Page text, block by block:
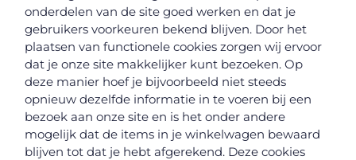
onderdelen van de site goed werken en dat je
gebruikers voorkeuren bekend blijven. Door het
plaatsen van functionele cookies zorgen wij ervoor
dat je onze site makkelijker kunt bezoeken. Op
deze manier hoef je bijvoorbeeld niet steeds
opnieuw dezelfde informatie in te voeren bij een
bezoek aan onze site en is het onder andere
mogelijk dat de items in je winkelwagen bewaard
blijven tot dat je hebt afgerekend. Deze cookies